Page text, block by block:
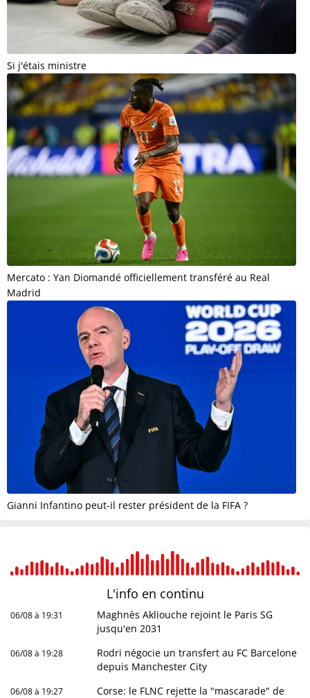
Si j'étais ministre
Mercato : Yan Diomandé officiellement transféré au Real
Madrid
Gianni Infantino peut-il rester président de la FIFA ?
L'info en continu
06/08 à 19:31
Maghnès Akliouche rejoint le Paris SG
jusqu'en 2031
06/08 à 19:28
Rodri négocie un transfert au FC Barcelone
depuis Manchester City
06/08 à 19:27
Corse: le FLNC rejette la "mascarade" de